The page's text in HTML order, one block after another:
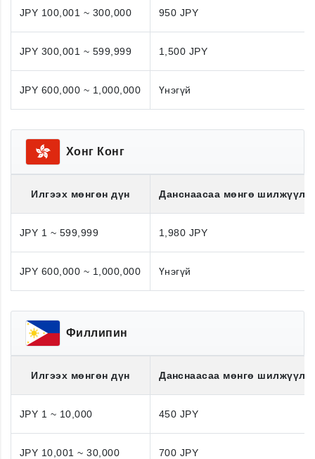
JPY 100,001 ~ 300,000 950 JPY
JPY 300,001 ~ 599,999 1,500 JPY
JPY 600,000 ~ 1,000,000 Үнэгүй
Хонг Конг
Илгээх мөнгөн дүн Данснаасаа мөнгө
JPY 1 ~ 599,999 1,980 JPY
JPY 600,000 ~ 1,000,000 Үнэгүй
Филлипин
Илгээх мөнгөн дүн Данснаасаа мөнгө
JPY 1 ~ 10,000 450 JPY
JPY 10,001 ~ 30,000 700 JPY